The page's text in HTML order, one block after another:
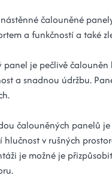
čalouněné
a funkčností a také
panel je pečlivě
a snadnou údržbu.
čalouněných panelů
hlučnost v rušných
je možné je